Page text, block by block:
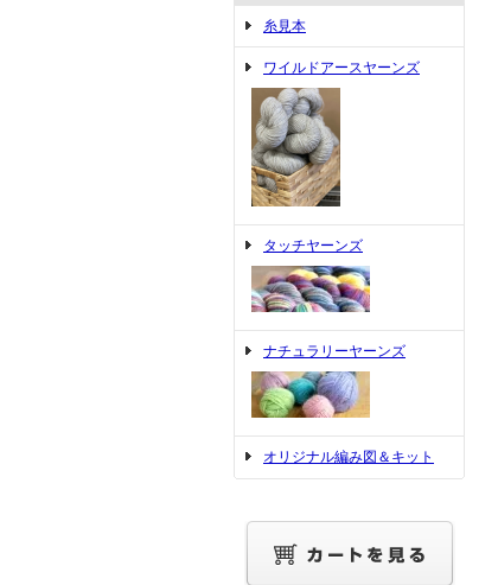
糸見本
ワイルドアースヤーンズ
タッチヤーンズ
ナチュラリーヤーンズ
オリジナル編み図＆キット